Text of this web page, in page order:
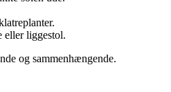
eller liggestol.
og sammenhængende.